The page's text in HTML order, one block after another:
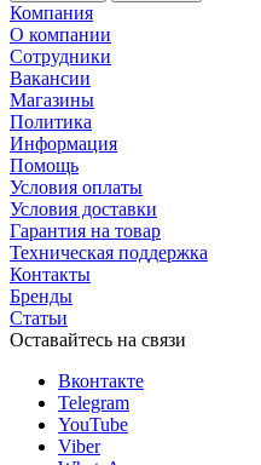
Компания
О компании
Сотрудники
Вакансии
Магазины
Политика
Информация
Помощь
Условия оплаты
Условия доставки
Гарантия на товар
Техническая поддержка
Контакты
Бренды
Статьи
Оставайтесь на связи
Вконтакте
Telegram
YouTube
Viber